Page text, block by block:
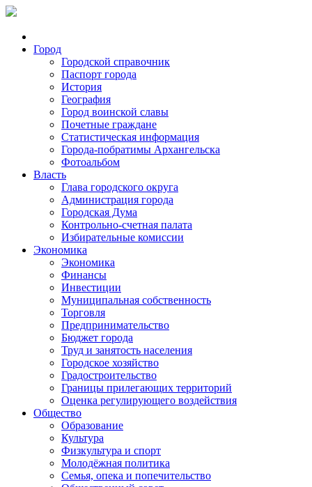
Город
Городской справочник
Паспорт города
История
География
Город воинской славы
Почетные граждане
Статистическая информация
Города-побратимы Архангельска
Фотоальбом
Власть
Глава городского округа
Администрация города
Городская Дума
Контрольно-счетная палата
Избирательные комиссии
Экономика
Экономика
Финансы
Инвестиции
Муниципальная собственность
Торговля
Предпринимательство
Бюджет города
Труд и занятость населения
Городское хозяйство
Градостроительство
Границы прилегающих территорий
Оценка регулирующего воздействия
Общество
Образование
Культура
Физкультура и спорт
Молодёжная политика
Семья, опека и попечительство